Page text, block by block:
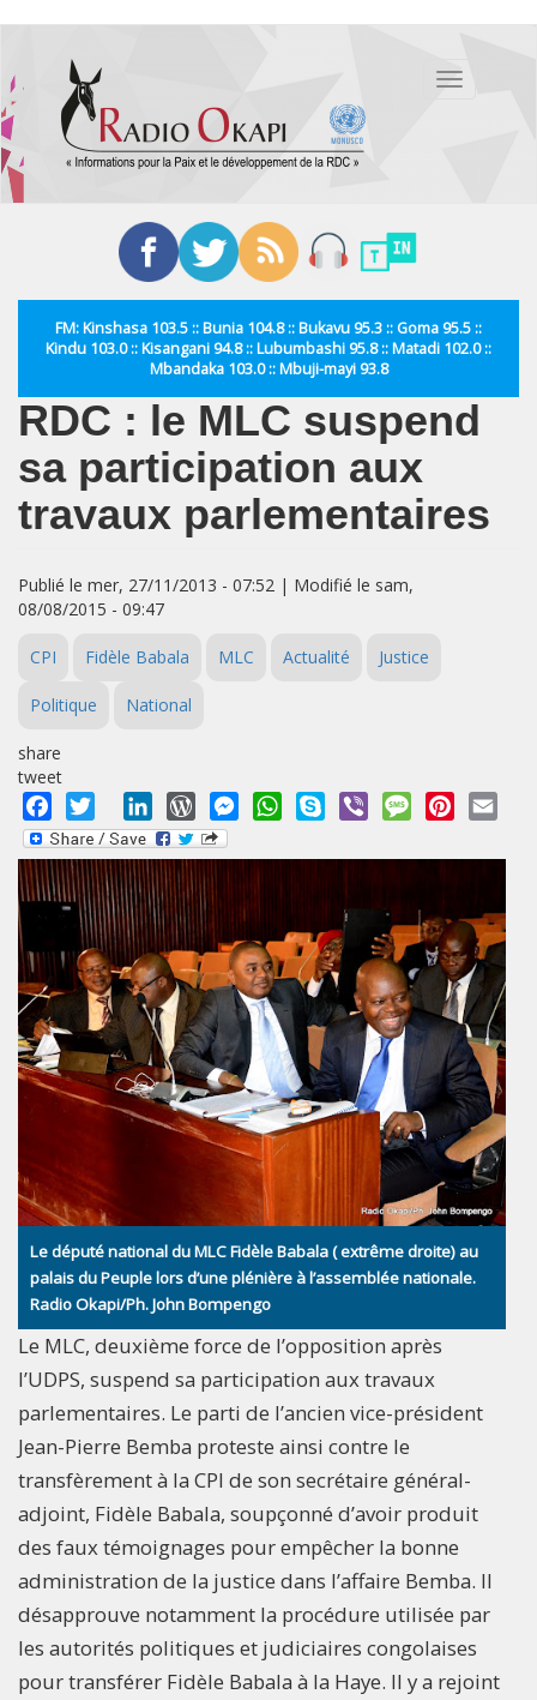
contenu
principal
Toggle
FM: Kinshasa 103.5 :: Bunia 104.8 :: Bukavu 95.3 :: Goma 95.5 ::
Kindu 103.0 :: Kisangani 94.8 :: Lubumbashi 95.8 :: Matadi 102.0 ::
Mbandaka 103.0 :: Mbuji-mayi 93.8
RDC : le MLC suspend
sa participation aux
travaux parlementaires
Publié le mer, 27/11/2013 - 07:52 | Modifié le sam,
08/08/2015 - 09:47
CPI Fidèle Babala MLC Actualité Justice
Politique National
share
tweet
Facebook
Twitter LinkedInWordPressMessengerWhatsApp
Skype Viber MessagePinterest
Le député national du MLC Fidèle Babala ( extrême droite) au
palais du Peuple lors d’une plénière à l’assemblée nationale.
Radio Okapi/Ph. John Bompengo
Le MLC, deuxième force de l’opposition après
l’UDPS, suspend sa participation aux travaux
parlementaires. Le parti de l’ancien vice-président
Jean-Pierre Bemba proteste ainsi contre le
transfèrement à la CPI de son secrétaire général-
adjoint, Fidèle Babala, soupçonné d’avoir produit
des faux témoignages pour empêcher la bonne
administration de la justice dans l’affaire Bemba. Il
désapprouve notamment la procédure utilisée par
les autorités politiques et judiciaires congolaises
pour transférer Fidèle Babala à la Haye. Il y a rejoint